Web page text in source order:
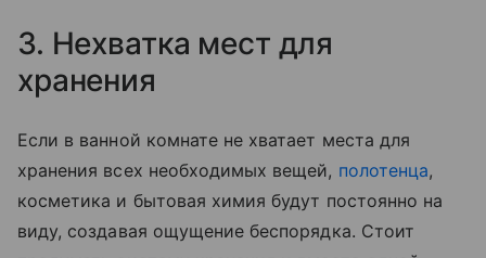
3. Нехватка мест для
хранения
Если в ванной комнате не хватает места для
хранения всех необходимых вещей, полотенца,
косметика и бытовая химия будут постоянно на
виду, создавая ощущение беспорядка. Стоит